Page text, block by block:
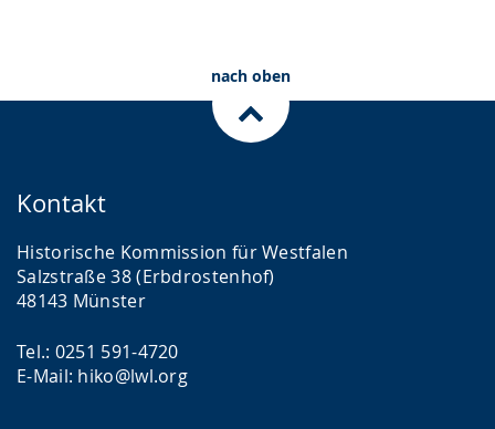
nach oben
Kontakt
Historische Kommission für Westfalen
Salzstraße 38 (Erbdrostenhof)
48143 Münster
Tel.: 0251 591-4720
E-Mail: hiko@lwl.org